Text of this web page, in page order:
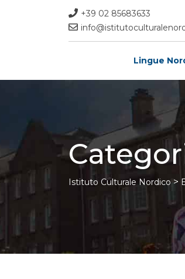
+39 02 85683633
Lingue
Istituto Culturale Nordico>